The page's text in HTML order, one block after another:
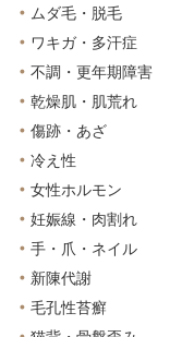
ムダ毛・脱毛
ワキガ・多汗症
不調・更年期障害
乾燥肌・肌荒れ
傷跡・あざ
冷え性
女性ホルモン
妊娠線・肉割れ
手・爪・ネイル
新陳代謝
毛孔性苔癬